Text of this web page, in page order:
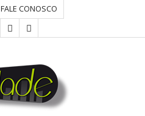
FALE CONOSCO